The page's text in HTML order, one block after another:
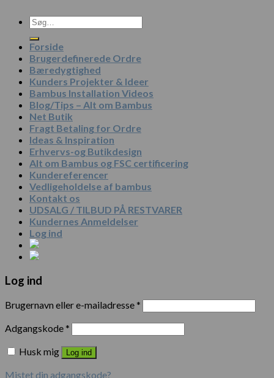
Søg
efter:
Forside
Brugerdefinerede Ordre
Bæredygtighed
Kunders Projekter & Ideer
Bambus Installation Videos
Blog/Tips – Alt om Bambus
Net Butik
Fragt Betaling for Ordre
Ideas & Inspiration
Erhvervs-og Butikdesign
Alt om Bambus og FSC certificering
Kundereferencer
Vedligeholdelse af bambus
Kontakt os
UDSALG / TILBUD PÅ RESTVARER
Kundernes Anmeldelser
Log ind
Log ind
Brugernavn eller e-mailadresse*
Adgangskode*
Husk mig
Log ind
Mistet din adgangskode?